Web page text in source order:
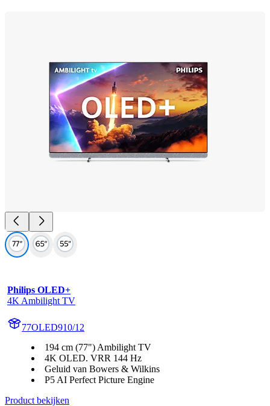
Philips OLED+
4K Ambilight TV
77OLED910/12
194 cm (77") Ambilight TV
4K OLED. VRR 144 Hz
Geluid van Bowers & Wilkins
P5 AI Perfect Picture Engine
Product bekijken